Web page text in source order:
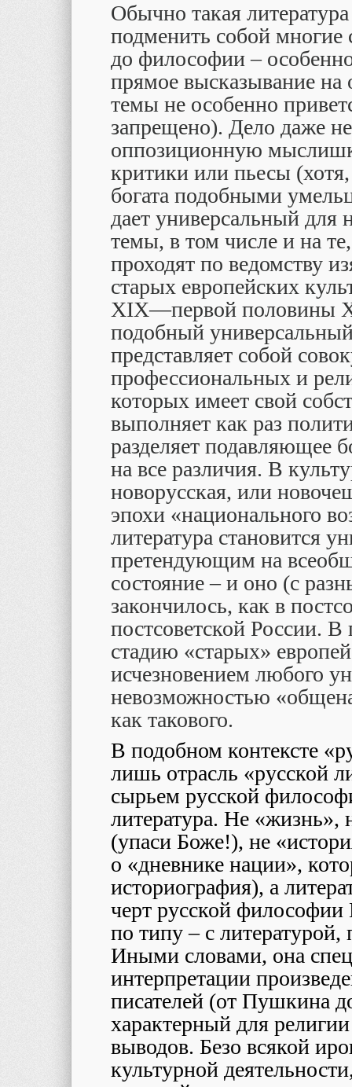
Обычно такая
подменить собой
до философии –
прямое высказывание на
темы не особенно
запрещено). Дело даже
оппозиционную
критики или пьесы
богата подобными
дает универсальный для
темы, в том числе и на
проходят по ведомству
старых европейских
XIX―первой половины
подобный
представляет собой
профессиональных и
которых имеет свой
выполняет как раз
разделяет подавляющее
на все различия. В
новорусская, или
эпохи «национального
литература становится
претендующим на
состояние – и оно (с
закончилось, как в
постсоветской России.
стадию «старых»
исчезновением любого
невозможностью
как такового.
В подобном контексте
лишь отрасль «русской
сырьем русской
литература. Не «жизнь»,
(упаси Боже!), не
о «дневнике нации»,
историография), а
черт русской философии
по типу – с литературой,
Иными словами, она
интерпретации
писателей (от Пушкина
характерный для
выводов. Безо всякой
культурной